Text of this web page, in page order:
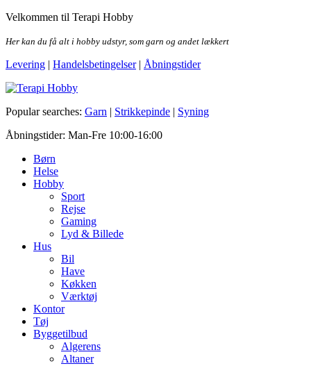
Skip
the
Velkommen til Terapi Hobby
Her kan du få alt i hobby udstyr, som garn og andet lækkert
Levering | Handelsbetingelser| Åbningstider
Terapi Hobby
Popular searches: Garn | Strikkepinde | Syning
Åbningstider: Man-Fre 10:00-16:00
Børn
Helse
Hobby
Sport
Rejse
Gaming
Lyd & Billede
Hus
Bil
Have
Køkken
Værktøj
Kontor
Tøj
Byggetilbud
Algerens
Altaner